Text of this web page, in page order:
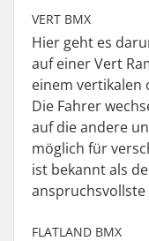
VERT BMX
Hier geht es
auf einer Vert
einem vertikalen
Die Fahrer
auf die andere
möglich für
ist bekannt als
anspruchsvollste
FLATLAND BMX